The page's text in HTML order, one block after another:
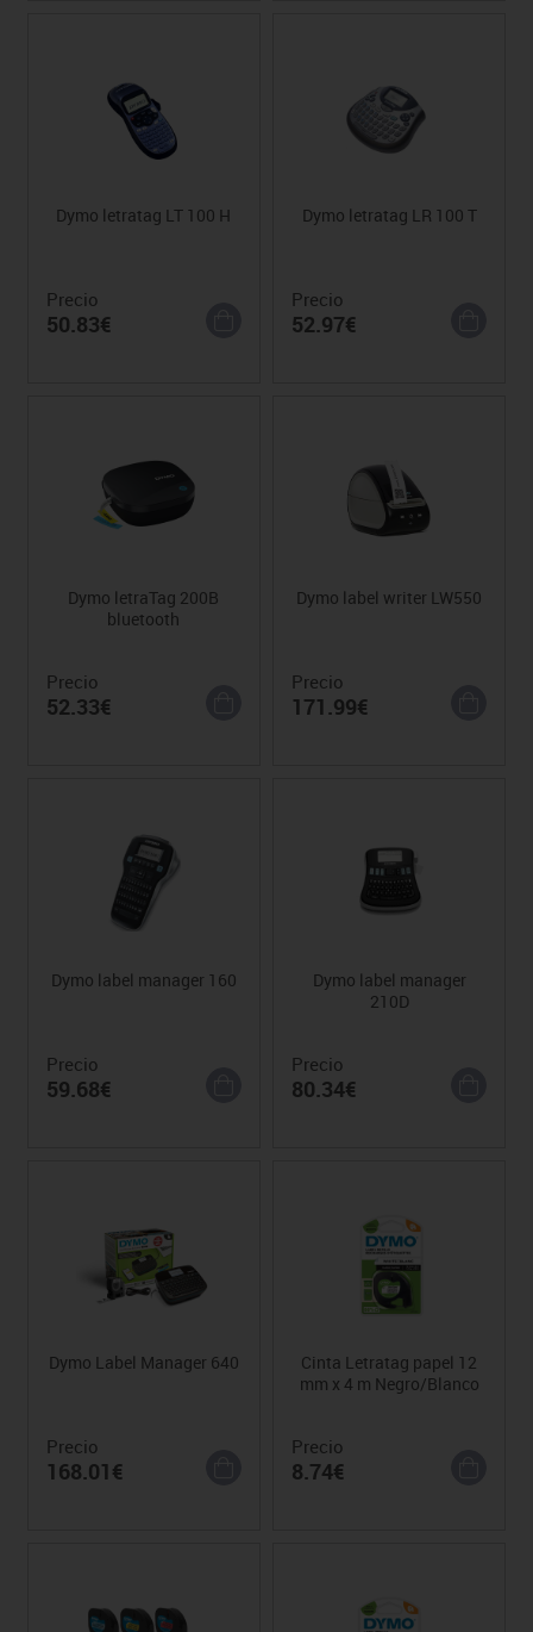
Dymo letratag LT 100 H
Precio
50.83€
Dymo letratag LR 100 T
Precio
52.97€
Dymo letraTag 200B
bluetooth
Precio
52.33€
Dymo label writer LW550
Precio
171.99€
Dymo label manager 160
Precio
59.68€
Dymo label manager
210D
Precio
80.34€
Dymo Label Manager 640
Precio
168.01€
Cinta Letratag papel 12
mm x 4 m Negro/Blanco
Precio
8.74€